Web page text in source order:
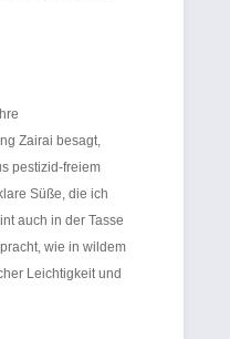
Zairai besagt,
pestizid-freiem
Süße, die ich
auch in der Tasse
wie in wildem
Leichtigkeit und